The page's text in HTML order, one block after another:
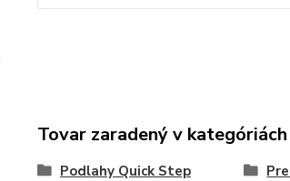
Tovar zaradený v kategóriách
Podlahy Quick Step